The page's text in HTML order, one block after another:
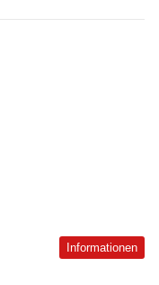
Informationen